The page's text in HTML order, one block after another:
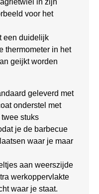
in zijn
voor het
een duidelijk
thermometer in het
geijkt worden
geleverd met
onderstel met
stuks
je de barbecue
waar je maar
aan weerszijde
werkoppervlakte
waar je staat.